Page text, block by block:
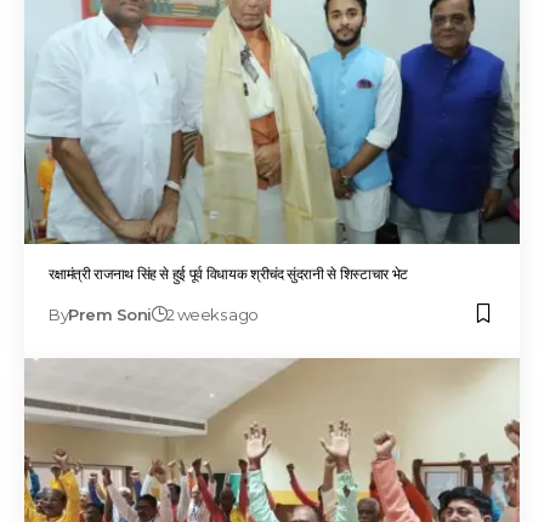
रक्षामंत्री राजनाथ सिंह से हुई पूर्व विधायक श्रीचंद सुंदरानी से शिस्टाचार भेट
ByPrem Soni 2 weeks ago